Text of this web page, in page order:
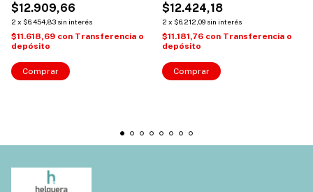
$12.909,66
2 x $6.454,83 sin interés
$11.618,69 con Transferencia o
depósito
Comprar
$12.424,18
2 x $6.212,09 sin interés
$11.181,76 con Transferencia o
depósito
Comprar